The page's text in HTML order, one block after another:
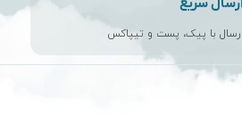
ارسال با پیک، پست و تیپاکس